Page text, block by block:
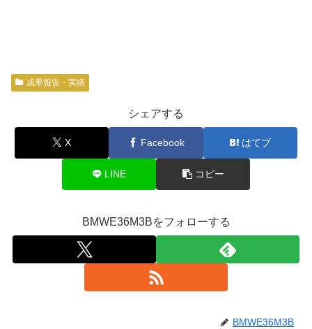
成果報告・実績
シェアする
X Facebook はてブ
LINE コピー
BMWE36M3Bをフォローする
BMWE36M3B